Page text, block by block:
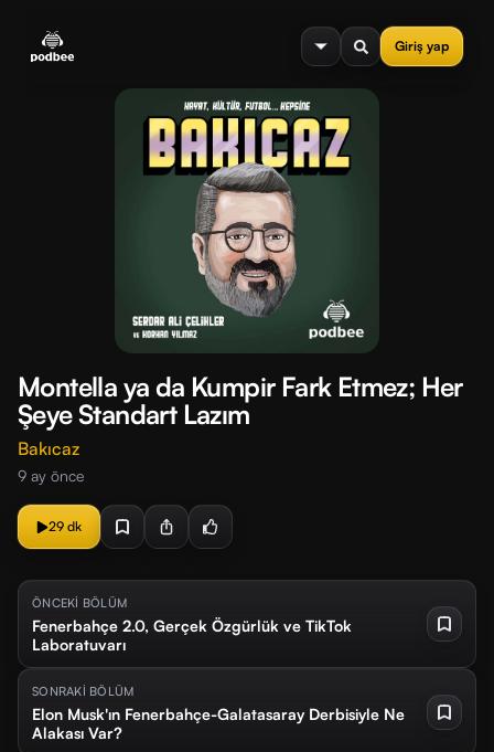
Giriş yap
menu
Montella ya da Kumpir Fark Etmez; Her
Şeye Standart Lazım
Bakıcaz
9 ay önce
29 dk
ÖNCEKİ BÖLÜM
Fenerbahçe 2.0, Gerçek Özgürlük ve TikTok
Laboratuvarı
SONRAKİ BÖLÜM
Elon Musk'ın Fenerbahçe-Galatasaray Derbisiyle Ne
Alakası Var?